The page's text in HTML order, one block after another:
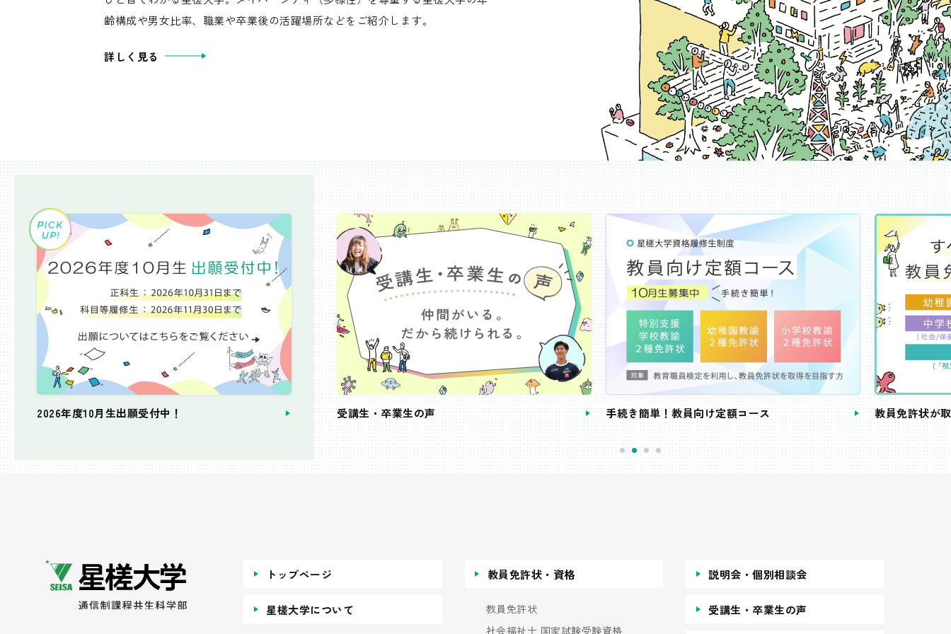
齢構成や男女比率、職業や卒業後の活躍場所などをご紹介します。
詳しく見る
2026年度10月生出願受付中！
個別相談会 受講生・卒業生の声 手続き簡単！教員向け定額コース 教員免許状が
トップページ
星槎大学について
教員免許状・資格
教員免許状
社会福祉士 国家試験受験資格
説明会・個別相談会
受講生・卒業生の声